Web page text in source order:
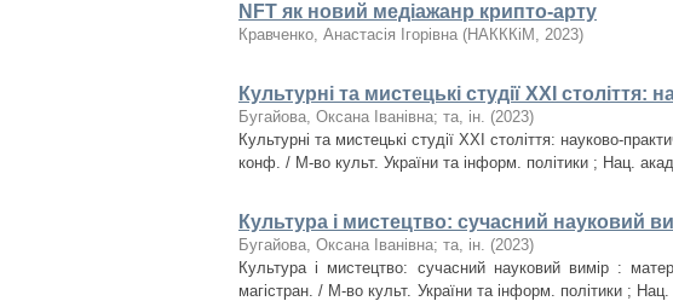
NFT як новий медіажанр крипто-арту
Кравченко, Анастасія Ігорівна (НАКККіМ , 2023)
Культурні та мистецькі студії ХХІ
Бугайова, Оксана Іванівна; та, ін. (2023)
Культурні та мистецькі студії ХХІ століття: науково-
конф. / М-во культ. України та інформ. політики ; Нац.
Культура і мистецтво: сучасний науковий
Бугайова, Оксана Іванівна; та, ін. (2023)
Культура і мистецтво: сучасний науковий вимір :
магістран. / М-во культ. України та інформ. політики ;